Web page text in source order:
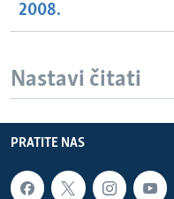
2008.
Nastavi čitati
PRATITE NAS